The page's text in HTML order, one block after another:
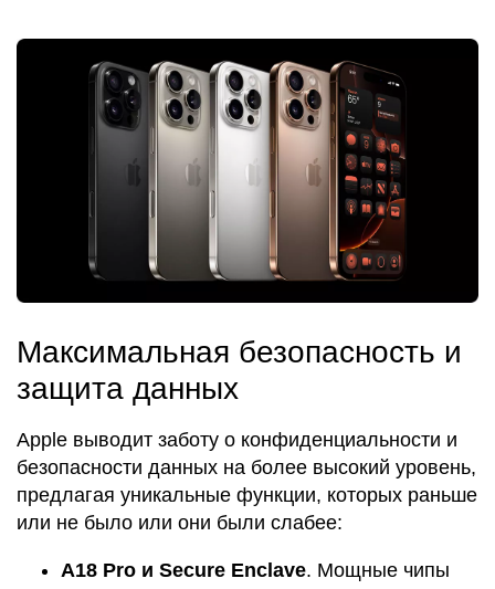
Максимальная безопасность и
защита данных
Apple выводит заботу о конфиденциальности и
безопасности данных на более высокий уровень,
предлагая уникальные функции, которых раньше
или не было или они были слабее:
А18 Pro и Secure Enclave. Мощные чипы